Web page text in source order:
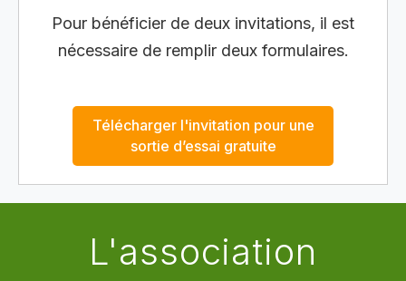
Pour bénéficier de deux invitations, il est
nécessaire de remplir deux formulaires.
Télécharger l'invitation pour une
sortie d’essai gratuite
L'association